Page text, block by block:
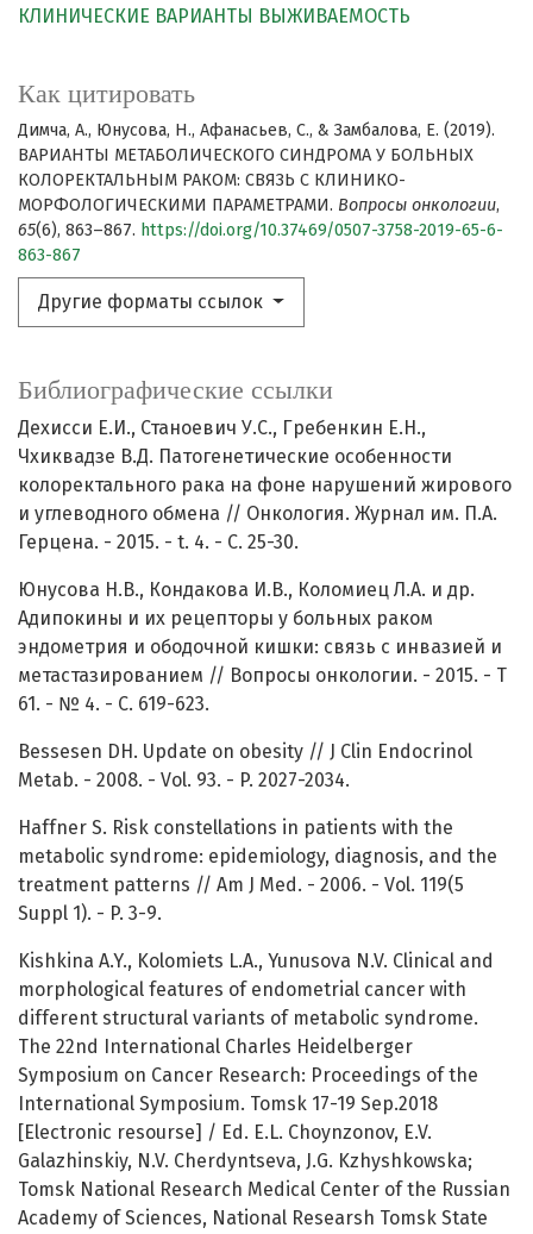
КЛИНИЧЕСКИЕ ВАРИАНТЫ ВЫЖИВАЕМОСТЬ
Как цитировать
Димча, А., Юнусова, Н., Афанасьев, С., & Замбалова, Е. (2019).
ВАРИАНТЫ МЕТАБОЛИЧЕСКОГО СИНДРОМА У БОЛЬНЫХ
КОЛОРЕКТАЛЬНЫМ РАКОМ: СВЯЗЬ С КЛИНИКО-
МОРФОЛОГИЧЕСКИМИ ПАРАМЕТРАМИ. Вопросы онкологии,
65(6), 863–867. https://doi.org/10.37469/0507-3758-2019-65-6-
863-867
Другие форматы ссылок
Библиографические ссылки
Дехисси Е.И., Станоевич У.С., Гребенкин Е.Н.,
Чхиквадзе В.Д. Патогенетические особенности
колоректального рака на фоне нарушений жирового
и углеводного обмена // Онкология. Журнал им. П.А.
Герцена. - 2015. - t. 4. - C. 25-30.
Юнусова Н.В., Кондакова И.В., Коломиец Л.А. и др.
Адипокины и их рецепторы у больных раком
эндометрия и ободочной кишки: связь с инвазией и
метастазированием // Вопросы онкологии. - 2015. - Т
61. - № 4. - С. 619-623.
Bessesen DH. Update on obesity // J Clin Endocrinol
Metab. - 2008. - Vol. 93. - P. 2027-2034.
Haffner S. Risk constellations in patients with the
metabolic syndrome: epidemiology, diagnosis, and the
treatment patterns // Am J Med. - 2006. - Vol. 119(5
Suppl 1). - P. 3-9.
Kishkina A.Y., Kolomiets L.A., Yunusova N.V. Clinical and
morphological features of endometrial cancer with
different structural variants of metabolic syndrome.
The 22nd International Charles Heidelberger
Symposium on Cancer Research: Proceedings of the
International Symposium. Tomsk 17-19 Sep.2018
[Electronic resourse] / Ed. E.L. Choynzonov, E.V.
Galazhinskiy, N.V. Cherdyntseva, J.G. Kzhyshkowska;
Tomsk National Research Medical Center of the Russian
Academy of Sciences, National Researsh Tomsk State